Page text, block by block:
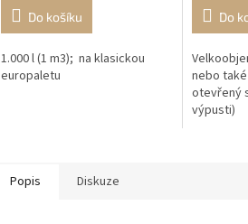
Do košíku
1.000 l (1 m3); na klasickou
europaletu
Do
nebo také
otevřený
výpusti)
Popis Diskuze